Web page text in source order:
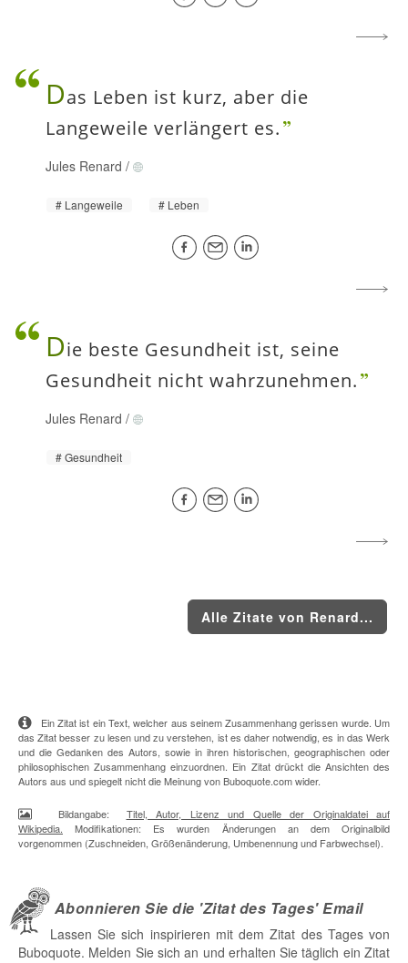
Das Leben ist kurz, aber die
Langeweile verlängert es.
Jules Renard /
Langeweile Leben
Die beste Gesundheit ist, seine
Gesundheit nicht wahrzunehmen.
Jules Renard /
Gesundheit
Alle Zitate von Renard...
Ein Zitat ist ein Text, welcher aus seinem Zusammenhang gerissen wurde. Um
das Zitat besser zu lesen und zu verstehen, ist es daher notwendig, es in das Werk
und die Gedanken des Autors, sowie in ihren historischen, geographischen oder
philosophischen Zusammenhang einzuordnen. Ein Zitat drückt die Ansichten des
Autors aus und spiegelt nicht die Meinung von Buboquote.com wider.
Bildangabe: Titel, Autor, Lizenz und Quelle der Originaldatei auf
Wikipedia. Modifikationen: Es wurden Änderungen an dem Originalbild
vorgenommen (Zuschneiden, Größenänderung, Umbenennung und Farbwechsel).
Abonnieren Sie die 'Zitat des Tages' Email
Lassen Sie sich inspirieren mit dem Zitat des Tages von
Buboquote. Melden Sie sich an und erhalten Sie täglich ein Zitat